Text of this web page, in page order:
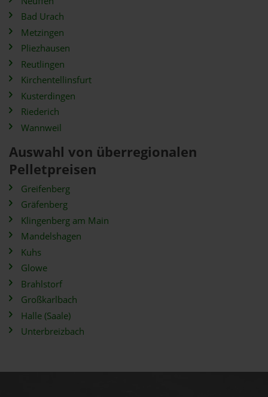
Bad Urach
Metzingen
Pliezhausen
Reutlingen
Kirchentellinsfurt
Kusterdingen
Riederich
Wannweil
Auswahl von überregionalen
Pelletpreisen
Greifenberg
Gräfenberg
Klingenberg am Main
Mandelshagen
Kuhs
Glowe
Brahlstorf
Großkarlbach
Halle (Saale)
Unterbreizbach